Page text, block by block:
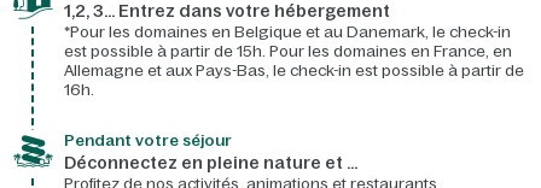
1,2, 3… Entrez dans votre hébergement
*Pour les domaines en Belgique et au Danemark, le check-in
est possible à partir de 15h. Pour les domaines en France, en
Allemagne et aux Pays-Bas, le check-in est possible à partir de
16h.
Pendant votre séjour
Déconnectez en pleine nature et …
Profitez de nos activités, animations et restaurants.